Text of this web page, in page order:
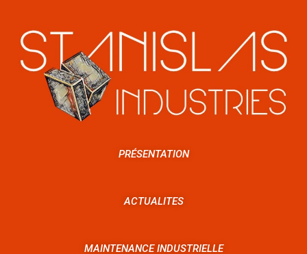
PRÉSENTATION
ACTUALITES
MAINTENANCE INDUSTRIELLE